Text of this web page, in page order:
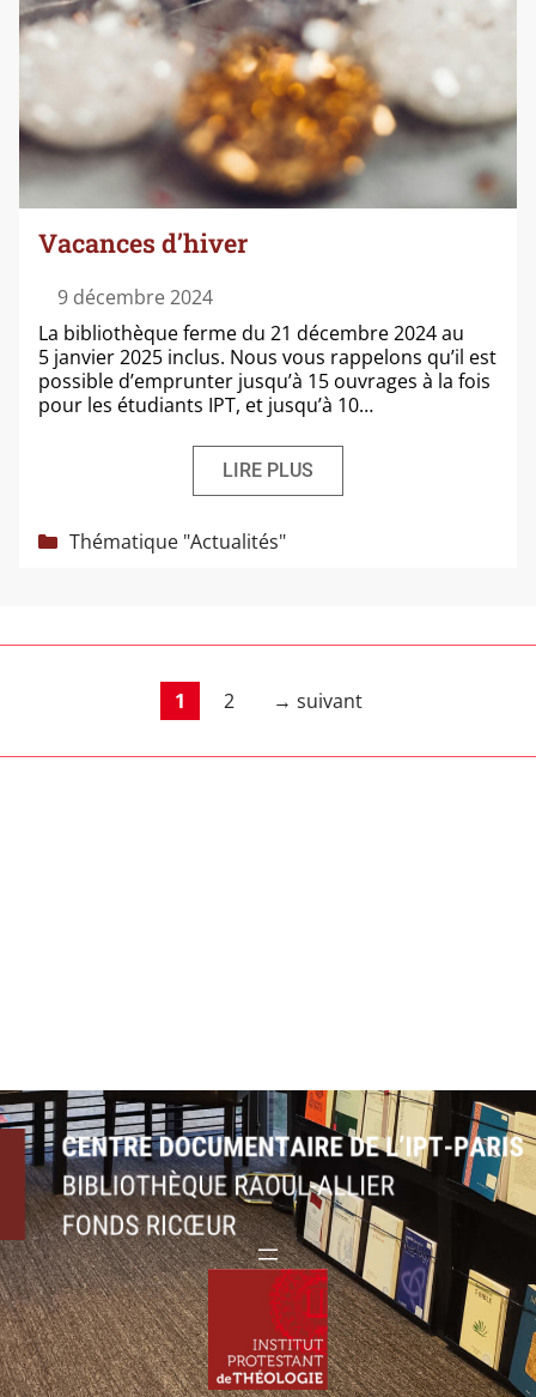
Vacances d’hiver
9 décembre 2024
La biblio­thèque ferme du 21 décembre 2024 au
5 jan­vier 2025 inclus. Nous vous rap­pe­lons qu’il est
pos­sible d’emprunter jus­qu’à 15 ouvrages à la fois
pour les étu­diants IPT, et jus­qu’à 10…
LIRE PLUS
Catégories
Thématique "Actualités"
Page
1 Page
2 → suivant